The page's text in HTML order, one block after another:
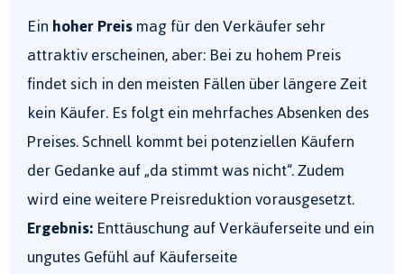
Einhoher Preismag für den Verkäufer sehr
attraktiv erscheinen, aber: Bei zu hohem Preis
findet sich in den meisten Fällen über längere Zeit
kein Käufer. Es folgt ein mehrfaches Absenken des
Preises. Schnell kommt bei potenziellen Käufern
der Gedanke auf „da stimmt was nicht“. Zudem
wird eine weitere Preisreduktion vorausgesetzt.
Ergebnis:Enttäuschung auf Verkäuferseite und ein
ungutes Gefühl auf Käuferseite